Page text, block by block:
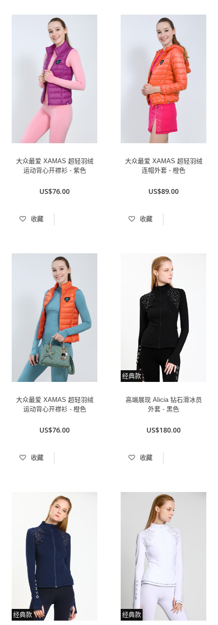
大众最爱 XAMAS 超轻羽绒
运动背心开襟衫 - 紫色
US$76.00
收藏
大众最爱 XAMAS 超轻羽绒
连帽外套 - 橙色
US$89.00
收藏
大众最爱 XAMAS 超轻羽绒
运动背心开襟衫 - 橙色
US$76.00
收藏
经典款
高端展现 Alicia 钻石滑冰员
外套 - 黑色
US$180.00
收藏
经典款 经典款